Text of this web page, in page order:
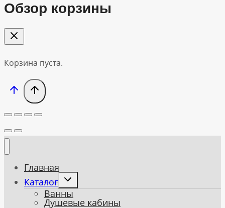
Обзор корзины
Корзина пуста.
Главная
Каталог
Toggle
menu
Ванны
Душевые кабины